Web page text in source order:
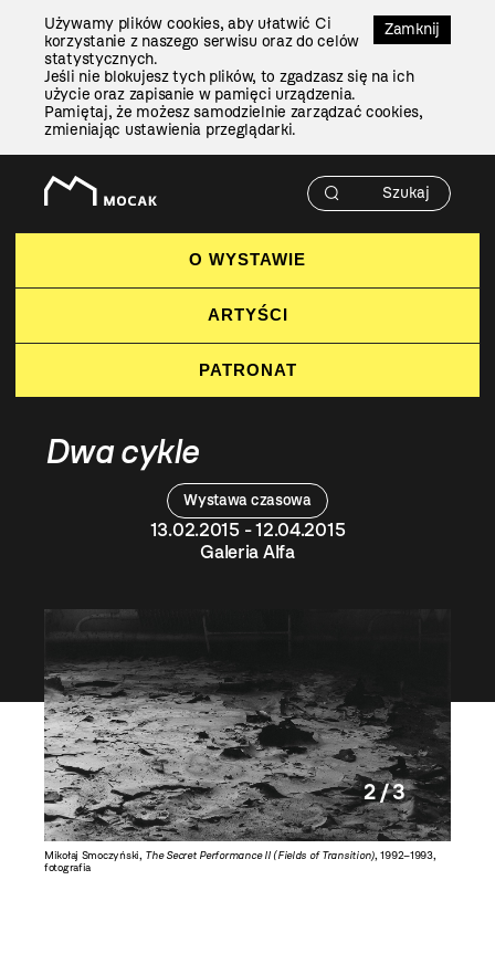
Zamknij
Używamy plików cookies, aby ułatwić Ci
korzystanie z naszego serwisu oraz do celów
statystycznych.
Jeśli nie blokujesz tych plików, to zgadzasz się na ich
użycie oraz zapisanie w pamięci urządzenia.
Pamiętaj, że możesz samodzielnie zarządzać cookies,
zmieniając ustawienia przeglądarki.
O WYSTAWIE
ARTYŚCI
PATRONAT
Wystawa czasowa
13.02.2015 - 12.04.2015
Galeria Alfa
Dwa cykle
Mikołaj Smoczyński, The Secret Performance II (Fields of Transition), 1992–1993,
fotografia
2 / 3